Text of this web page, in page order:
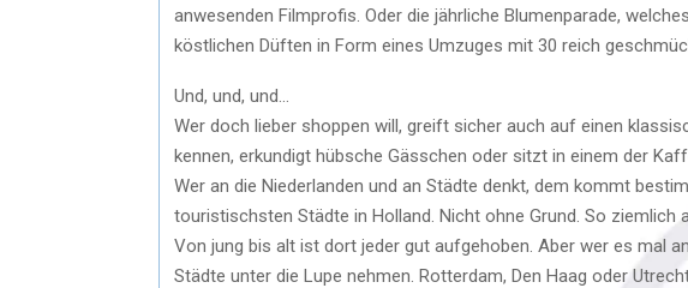
anwesenden Filmprofis. Oder die jährliche Blumenparade,
köstlichen Düften in Form eines Umzuges mit 30 reich
Und, und, und…
Wer doch lieber shoppen will, greift sicher auch auf einen
kennen, erkundigt hübsche Gässchen oder sitzt in einem der
Wer an die Niederlanden und an Städte denkt, dem kommt
touristischsten Städte in Holland. Nicht ohne Grund. So ziemlich
Von jung bis alt ist dort jeder gut aufgehoben. Aber wer es mal
Städte unter die Lupe nehmen. Rotterdam, Den Haag oder